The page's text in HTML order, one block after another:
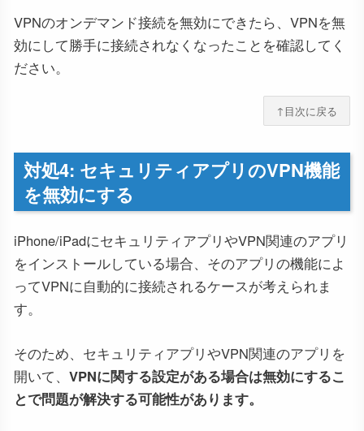
VPNのオンデマンド接続を無効にできたら、VPNを無
効にして勝手に接続されなくなったことを確認してく
ださい。
↑目次に戻る
対処4: セキュリティアプリのVPN機能
を無効にする
iPhone/iPadにセキュリティアプリやVPN関連のアプリ
をインストールしている場合、そのアプリの機能によ
ってVPNに自動的に接続されるケースが考えられま
す。
そのため、セキュリティアプリやVPN関連のアプリを
開いて、 VPNに関する設定がある場合は無効にするこ
とで問題が解決する可能性があります。